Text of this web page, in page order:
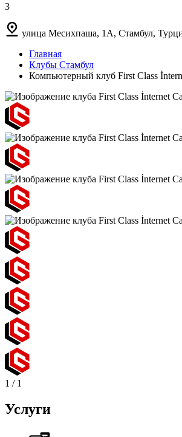
3
улица Месихпаша, 1A, Стамбул,
Главная
Клубы Стамбул
Компьютерный клуб First Class
1 / 1
Услуги